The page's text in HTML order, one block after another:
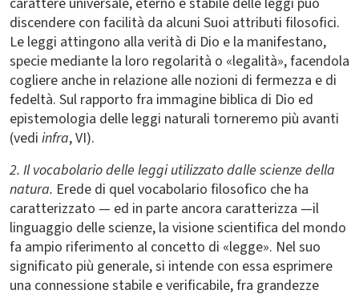
discendere con facilità da alcuni Suoi attributi filosofici.
Le leggi attingono alla verità di Dio e la manifestano,
specie mediante la loro regolarità o «legalità», facendola
cogliere anche in relazione alle nozioni di fermezza e di
fedeltà. Sul rapporto fra immagine biblica di Dio ed
epistemologia delle leggi naturali torneremo più avanti
(vedi infra, VI).
2. Il vocabolario delle leggi utilizzato dalle scienze della
natura. Erede di quel vocabolario filosofico che ha
caratterizzato — ed in parte ancora caratterizza —il
linguaggio delle scienze, la visione scientifica del mondo
fa ampio riferimento al concetto di «legge». Nel suo
significato più generale, si intende con essa esprimere
una connessione stabile e verificabile, fra grandezze